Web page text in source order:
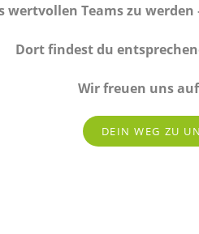
Teams zu
Dort findest du
Wir freuen uns
DEIN WEG ZU